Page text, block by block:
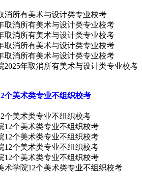
消所有美术与设计类专业校考
2025年取消所有美术与设计类专业校考
个美术类专业不组织校考
个美术类专业不组织校考
术学院12个美术类专业不组织校考